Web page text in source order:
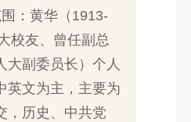
：黄华（1913-
校友、曾任副总
大副委员长）个人
英文为主，主要为
，历史、中共党